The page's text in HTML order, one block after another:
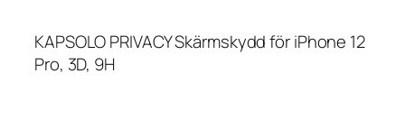
KAPSOLO PRIVACY Skärmskydd för iPhone 12
Pro, 3D, 9H